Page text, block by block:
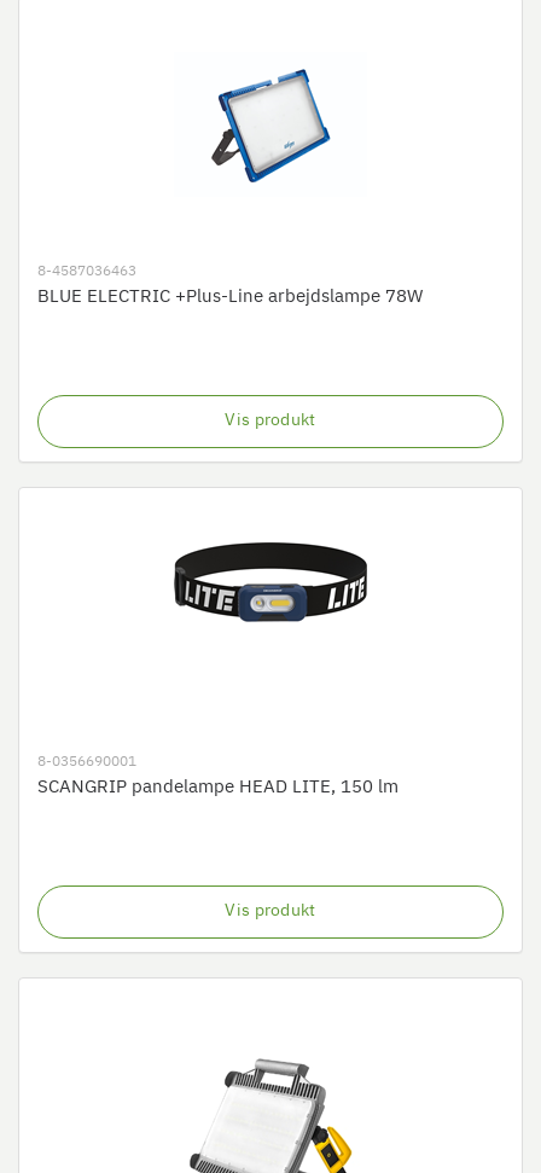
8-4587036463
BLUE ELECTRIC +Plus-Line arbejdslampe 78W
Vis produkt
8-0356690001
SCANGRIP pandelampe HEAD LITE, 150 lm
Vis produkt